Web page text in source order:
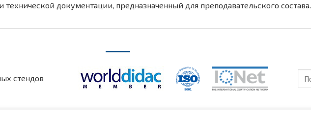
документации, предназначенный для преподавательского состава.
стендов